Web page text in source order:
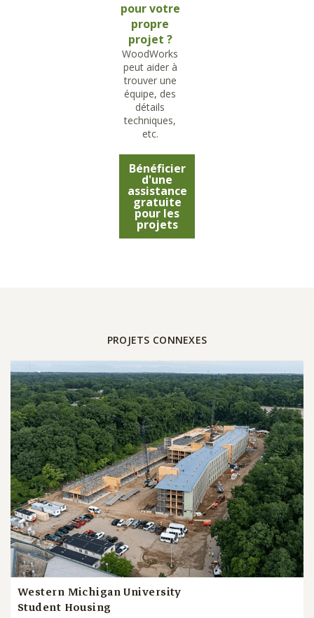
pour votre
propre
projet ?
WoodWorks
peut aider à
trouver une
équipe, des
détails
techniques,
etc.
Bénéficier
d'une
assistance
gratuite
pour les
projets
PROJETS CONNEXES
Western Michigan University
Student Housing